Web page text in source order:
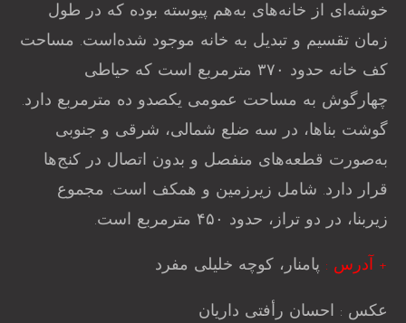
خوشه‌ای از خانه‌های به‌هم پیوسته بوده که در طول
زمان تقسیم و تبدیل به خانه موجود شده‌است. مساحت
کف خانه حدود ۳۷۰ مترمربع است که حیاطی
چهارگوش به مساحت عمومی یکصدو ده مترمربع دارد.
گوشت بناها، در سه ضلع شمالی، شرقی و جنوبی
به‌صورت قطعه‌های منفصل و بدون اتصال در کنج‌ها
قرار دارد. شامل زیرزمین‌ و همکف است. مجموع
زیربنا، در دو تراز، حدود ۴۵۰ مترمربع است.
+ آدرس : پامنار، کوچه خلیلی مفرد
عکس : احسان رأفتی داریان